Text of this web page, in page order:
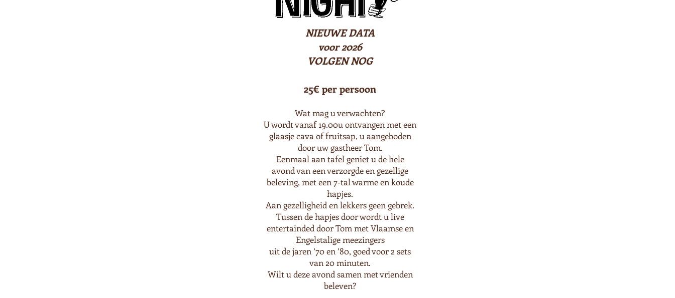
NIEUWE DATA
voor 2026
VOLGEN NOG
25€ per persoon
Wat mag u verwachten?
U wordt vanaf 19.00u ontvangen met een
glaasje cava of fruitsap, u aangeboden
door uw gastheer Tom.
Eenmaal aan tafel geniet u de hele
avond van een verzorgde en gezellige
beleving, met een 7-tal warme en koude
hapjes.
Aan gezelligheid en lekkers geen gebrek.
Tussen de hapjes door wordt u live
entertainded door Tom met Vlaamse en
Engelstalige meezingers
uit de jaren ’70 en ’80, goed voor 2 sets
van 20 minuten.
Wilt u deze avond samen met vrienden
beleven?